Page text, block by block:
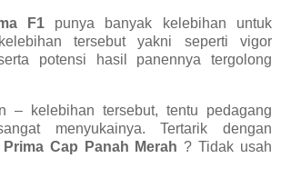
F1punya banyak kelebihan untuk
tersebut yakni seperti vigor
potensi hasil panennya tergolong
– kelebihan tersebut, tentu pedagang
menyukainya. Tertarik dengan
Prima Cap Panah Merah ? Tidak usah